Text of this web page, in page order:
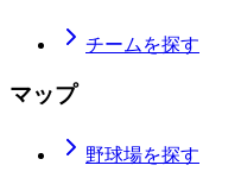
チームを探す
マップ
野球場を探す